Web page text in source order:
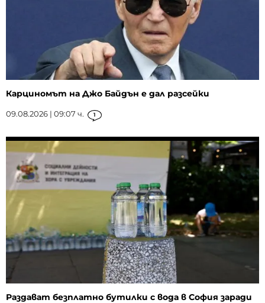
Карциномът на Джо Байдън е дал разсейки
09.08.2026 | 09:07 ч. 1
Раздават безплатно бутилки с вода в София заради